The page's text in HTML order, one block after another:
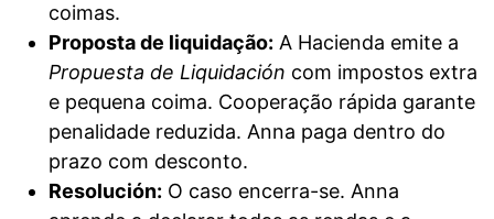
coimas.
Proposta de liquidação: A Hacienda emite a
Propuesta de Liquidación com impostos extra
e pequena coima. Cooperação rápida garante
penalidade reduzida. Anna paga dentro do
prazo com desconto.
Resolución: O caso encerra-se. Anna